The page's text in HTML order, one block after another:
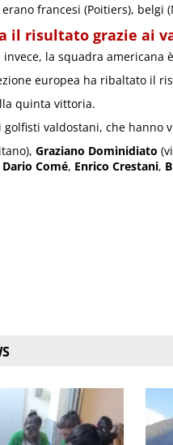
francesi (Poitiers), belgi
il risultato grazie ai
la squadra
europea ha ribaltato il
quinta vittoria.
valdostani, che hanno
Graziano Dominidiato
Dario Comé, Enrico Crestani,